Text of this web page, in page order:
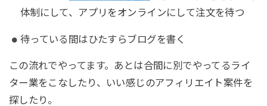
体制にして、アプリをオンラインにして注文を待つ
待っている間はひたすらブログを書く
この流れでやってます。あとは合間に別でやってるライ
ター業をこなしたり、いい感じのアフィリエイト案件を
探したり。